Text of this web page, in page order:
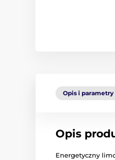
Opis i parametry
Opis
Energetyczny